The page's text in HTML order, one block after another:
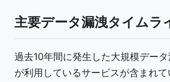
主要データ漏洩タイムラ
過去10年間に発生した大規模デー
が利用しているサービスが含まれ